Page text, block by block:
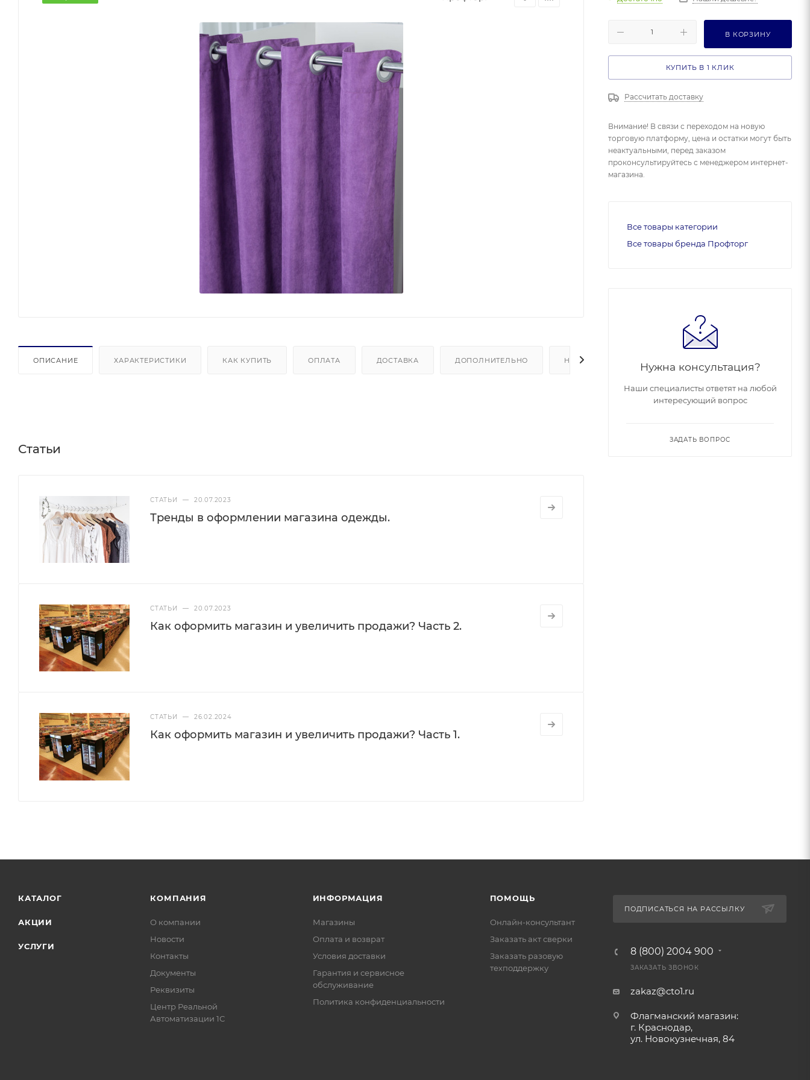
ОПИСАНИЕ ХАРАКТЕРИСТИКИ КАК КУПИТЬ ОПЛАТА ДОСТАВКА ДОПОЛНИТЕЛЬНО НАЛИЧИЕ
Статьи
СТАТЬИ — 20.07.2023
Тренды в оформлении магазина одежды.
СТАТЬИ — 20.07.2023
Как оформить магазин и увеличить продажи? Часть 2.
СТАТЬИ — 26.02.2024
Как оформить магазин и увеличить продажи? Часть 1.
В КОРЗИНУ
КУПИТЬ В 1 КЛИК
Рассчитать доставку
Внимание! В связи с переходом на новую
торговую платформу, цена и остатки могут быть
неактуальными, перед заказом
проконсультируйтесь с менеджером интернет-
магазина.
Все товары категории
Все товары бренда Профторг
Нужна консультация?
Наши специалисты ответят на любой
интересующий вопрос
ЗАДАТЬ ВОПРОС
КАТАЛОГ
АКЦИИ
УСЛУГИ
КОМПАНИЯ
О компании
Новости
Контакты
Документы
Реквизиты
Центр Реальной
Автоматизации 1С
ИНФОРМАЦИЯ
Магазины
Оплата и возврат
Условия доставки
Гарантия и сервисное
обслуживание
Политика конфиденциальности
ПОМОЩЬ
Онлайн-консультант
Заказать акт сверки
Заказать разовую
техподдержку
ПОДПИСАТЬСЯ НА РАССЫЛКУ
8 (800) 2004 900
ЗАКАЗАТЬ ЗВОНОК
zakaz@cto1.ru
Флагманский магазин:
г. Краснодар,
ул. Новокузнечная, 84